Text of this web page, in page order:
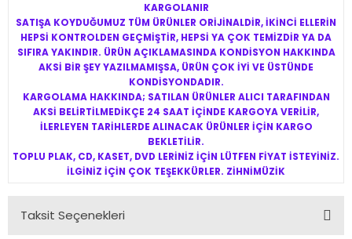
KARGOLANIR
SATIŞA KOYDUĞUMUZ TÜM ÜRÜNLER ORİJİNALDİR, İKİNCİ ELLERİN
HEPSİ KONTROLDEN GEÇMİŞTİR, HEPSİ YA ÇOK TEMİZDİR YA DA
SIFIRA YAKINDIR. ÜRÜN AÇIKLAMASINDA KONDİSYON HAKKINDA
AKSİ BİR ŞEY YAZILMAMIŞSA, ÜRÜN ÇOK İYİ VE ÜSTÜNDE
KONDİSYONDADIR.
KARGOLAMA HAKKINDA; SATILAN ÜRÜNLER ALICI TARAFINDAN
AKSİ BELİRTİLMEDİKÇE 24 SAAT İÇİNDE KARGOYA VERİLİR,
İLERLEYEN TARİHLERDE ALINACAK ÜRÜNLER İÇİN KARGO
BEKLETİLİR.
TOPLU PLAK, CD, KASET, DVD LERİNİZ İÇİN LÜTFEN FİYAT İSTEYİNİZ.
İLGİNİZ İÇİN ÇOK TEŞEKKÜRLER. ZİHNİMÜZİK
Taksit Seçenekleri